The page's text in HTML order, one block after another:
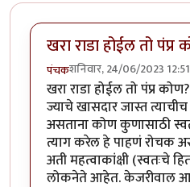
खरा राडा होईल तो पंप्र
पंचकशनिवार, 24/06/2023 12:51
खरा राडा होईल तो पंप्र
ज्याचे खासदार जास्त
असताना कोण कुणासाठी
त्याग करेल हे पाहणं रोचक
अती महत्वाकांक्षी (स्वतःचे
लोकनेते आहेत. केजरीवाल